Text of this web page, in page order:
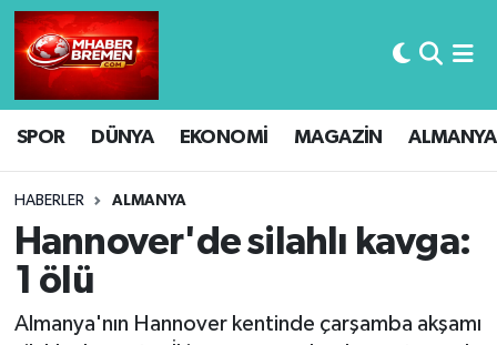
SPOR DÜNYA EKONOMİ MAGAZİN ALMANYA
HABERLER ALMANYA
Hannover'de silahlı kavga:
1 ölü
Almanya'nın Hannover kentinde çarşamba akşamı
Hava Durumu
Trafik Durumu
Süper Lig Puan Durumu ve Fikstür
Tüm Manşetler